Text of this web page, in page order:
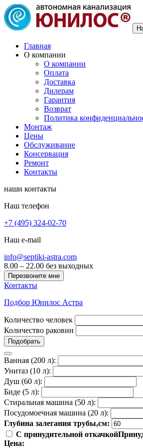
Главная
О компании
О компании
Оплата
Доставка
Дилерам
Гарантия
Возврат
Политика
Монтаж
Цены
Обслуживание
Консервация
Ремонт
Контакты
наши контакты
Наш телефон
+7 (495) 324-02-70
Наш e-mail
info@septiki-astra.com
8.00 – 22.00 без выходных
Перезвоните мне
Контакты
Подбор Юнилос Астра
Количество человек
Количество раковин
Подобрать
Ванная (200 л):
Унитаз (10 л):
Душ (60 л):
Биде (5 л):
Стиральная машина (50 л):
Посудомоечная машина (20 л):
Глубина залегания трубы,см:
С принудительной откачкой
Цена: